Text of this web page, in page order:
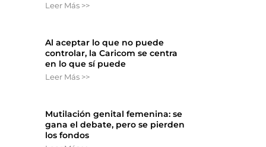
Leer Más >>
Al aceptar lo que no puede
controlar, la Caricom se centra
en lo que sí puede
Leer Más >>
Mutilación genital femenina: se
gana el debate, pero se pierden
los fondos